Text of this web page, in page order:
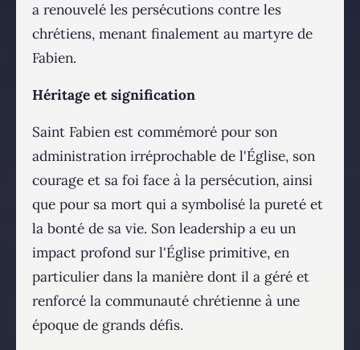
a renouvelé les persécutions contre les
chrétiens, menant finalement au martyre de
Fabien​​.
Héritage et signification
Saint Fabien est commémoré pour son
administration irréprochable de l'Église, son
courage et sa foi face à la persécution, ainsi
que pour sa mort qui a symbolisé la pureté et
la bonté de sa vie. Son leadership a eu un
impact profond sur l'Église primitive, en
particulier dans la manière dont il a géré et
renforcé la communauté chrétienne à une
époque de grands défis.